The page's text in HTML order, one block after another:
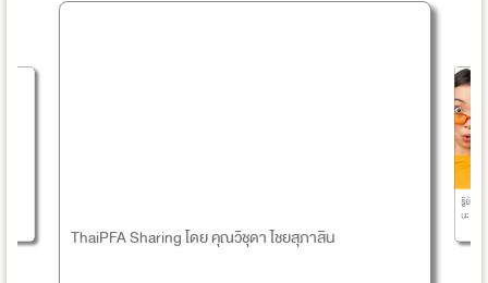
ThaiPFA Sharing โดย คุณวิชุดา ไชยสุภาสิน
รู้ยังไม่
นะ